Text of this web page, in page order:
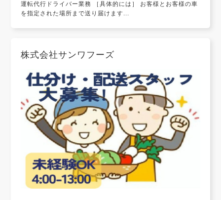
運転代行ドライバー業務 ［具体的には］ お客様とお客様の車
を指定された場所まで送り届けます...
株式会社サンワフーズ